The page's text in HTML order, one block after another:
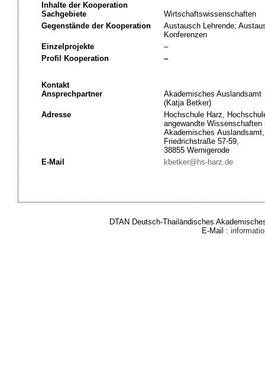
Inhalte der Kooperation
Sachgebiete
Wirtschaftswissenschaften
Gegenstände der Kooperation
Austausch Lehrende;
Konferenzen
Einzelprojekte
–
Profil Kooperation
–
Kontakt
Ansprechpartner
Akademisches Auslandsamt
(Katja Betker)
Adresse
Hochschule Harz,
angewandte Wissenschaften
Akademisches Auslandsamt,
Friedrichstraße 57-59,
38855 Wernigerode
E-Mail
kbetker@hs-harz.de
DTAN Deutsch-Thailändisches
E-Mail :